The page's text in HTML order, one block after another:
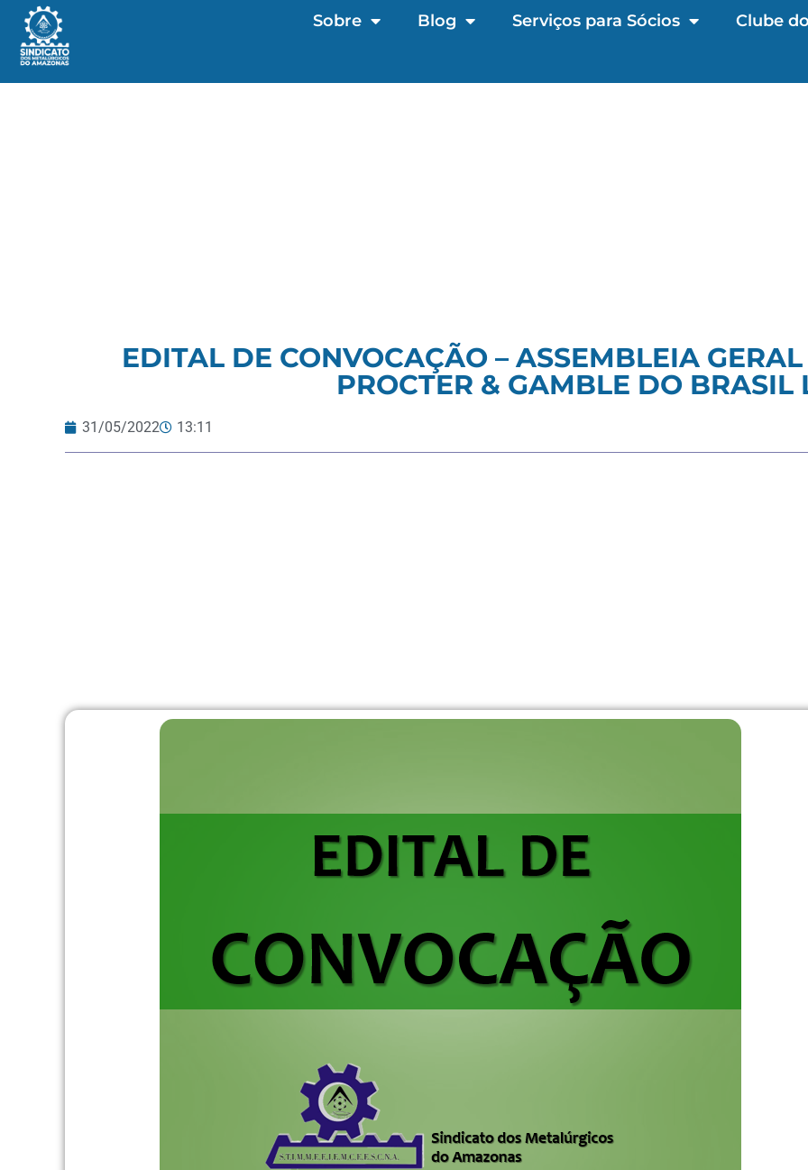
Sobre Blog Serviços para Sócios Clube
EDITAL DE CONVOCAÇÃO – ASSEMBLEIA
PROCTER & GAMBLE DO BRASIL
31/05/2022 13:11